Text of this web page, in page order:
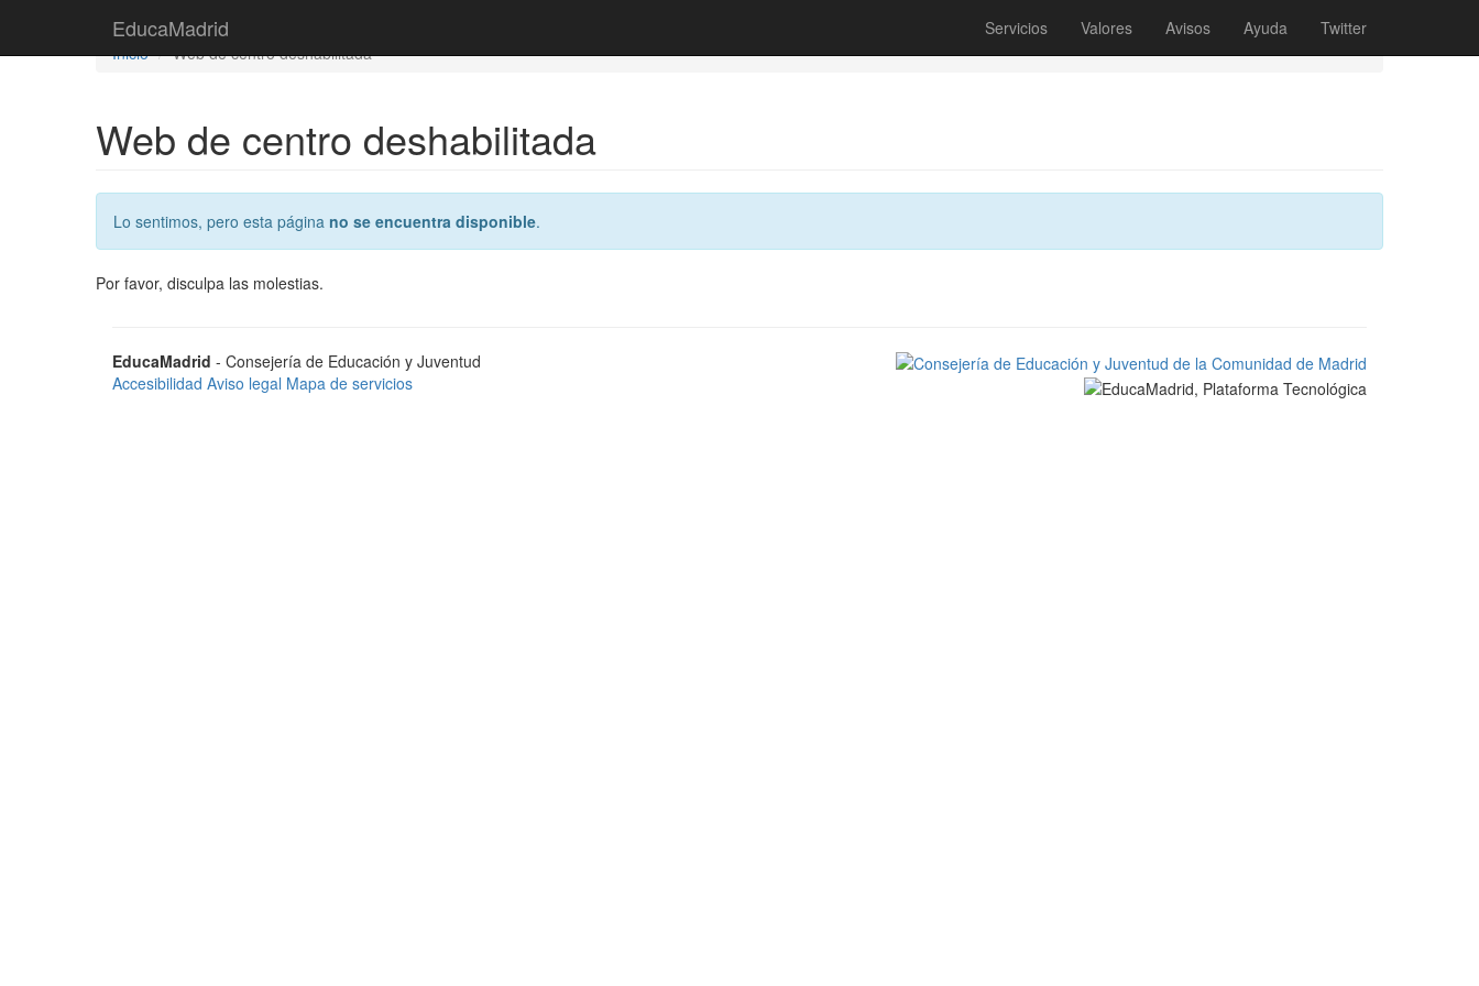
contenido
EducaMadrid Servicios Valores Avisos Ayuda Twitter
Inicio
Web de centro deshabilitada
Web de centro deshabilitada
Lo sentimos, pero esta página no se encuentra disponible.
Por favor, disculpa las molestias.
EducaMadrid - Consejería de Educación y Juventud
Accesibilidad Aviso legal Mapa de servicios